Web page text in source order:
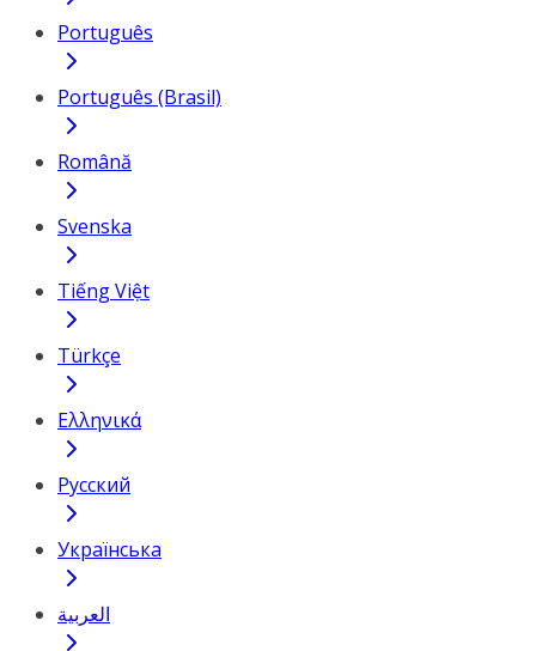
Português
Português (Brasil)
Română
Svenska
Tiếng Việt
Türkçe
Ελληνικά
Русский
Українська
العربية